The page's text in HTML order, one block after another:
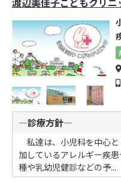
―診療方針―
私達は、小児科を中心
加しているアレルギー疾
種や乳幼児健診などの予...